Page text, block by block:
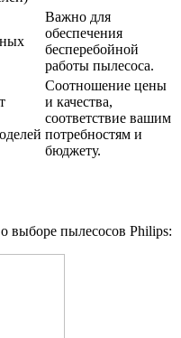
Важно для
обеспечения
бесперебойной
работы пылесоса.
Соотношение цены
и качества,
соответствие вашим
потребностям и
бюджету.
выборе пылесосов Philips: